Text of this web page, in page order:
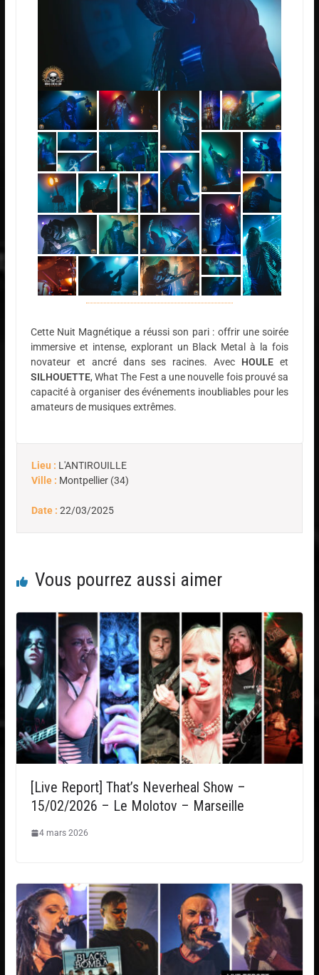
Cette Nuit Magnétique a réussi son pari : offrir une soirée
immersive et intense, explorant un Black Metal à la fois
novateur et ancré dans ses racines. Avec HOULE et
SILHOUETTE, What The Fest a une nouvelle fois prouvé sa
capacité à organiser des événements inoubliables pour les
amateurs de musiques extrêmes.
Lieu : L'ANTIROUILLE
Ville : Montpellier (34)
Date : 22/03/2025
Vous pourrez aussi aimer
[Live Report] That’s Neverheal Show –
15/02/2026 – Le Molotov – Marseille
4 mars 2026